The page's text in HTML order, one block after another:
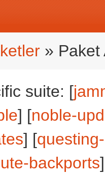
» Paket
suite: [
] [noble-
] [
backports